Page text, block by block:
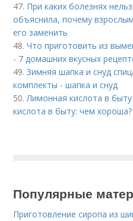
47. При каких болезнях
объяснила, почему
его заменить
48.Что приготовить из
- 7 домашних вкусных
49.Зимняя шапка и снуд
комплекты - шапка и снуд
50.Лимонная кислота в
кислота в быту: чем хороша?
Популярные
Приготовление сиропа из